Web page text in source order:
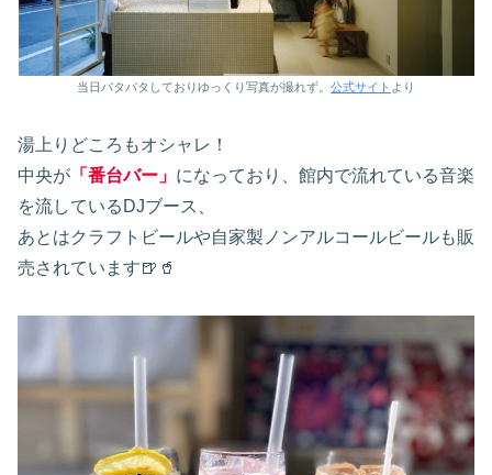
当日バタバタしておりゆっくり写真が撮れず。 公式サイト より
湯上りどころもオシャレ！
中央が 「番台バー」 になっており、館内で流れている音楽
を流しているDJブース、
あとはクラフトビールや自家製ノンアルコールビールも販
売されています🍺🥤